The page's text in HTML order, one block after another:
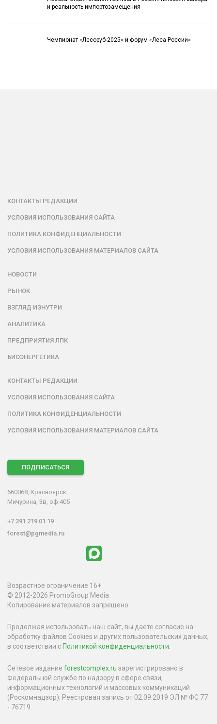
и реальность импортозамещения
Чемпионат «Лесоруб-2025» и форум «Леса России»
КОНТАКТЫ РЕДАКЦИИ
УСЛОВИЯ ИСПОЛЬЗОВАНИЯ САЙТА
ПОЛИТИКА КОНФИДЕНЦИАЛЬНОСТИ
УСЛОВИЯ ИСПОЛЬЗОВАНИЯ МАТЕРИАЛОВ САЙТА
НОВОСТИ
РЫНОК
ВЗГЛЯД ИЗНУТРИ
АНАЛИТИКА
ПРЕДПРИЯТИЯ ЛПК
БИОЭНЕРГЕТИКА
КОНТАКТЫ РЕДАКЦИИ
УСЛОВИЯ ИСПОЛЬЗОВАНИЯ САЙТА
ПОЛИТИКА КОНФИДЕНЦИАЛЬНОСТИ
УСЛОВИЯ ИСПОЛЬЗОВАНИЯ МАТЕРИАЛОВ САЙТА
ПОДПИСАТЬСЯ
660068, Красноярск
Мичурина, 3в, оф.405
+7 391 219 01 19
forest@pgmedia.ru
Возрастное ограничение 16+
© 2012-2026 PromoGroup Media
Копирование материалов запрещено.
Продолжая использовать наш сайт, вы даете согласие на
обработку файлов Cookies и других пользовательских данных,
в соответствии сПолитикой конфиденциальности
Сетевое издание forestcomplex.ru зарегистрировано в
Федеральной службе по надзору в сфере связи,
информационных технологий и массовых коммуникаций
(Роскомнадзор). Реестровая запись от 02.09.2019 ЭЛ № ФС 77
- 76719.